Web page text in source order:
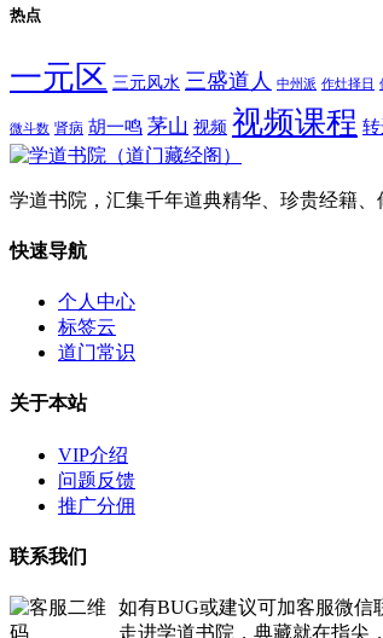
热点
一元区 三元风水 三盛道人 中州派 作灶择日
微斗数 肾病 胡一鸣 茅山 视频 视频课程
学道书院，汇集千年道典精华、珍贵经籍
快速导航
个人中心
标签云
道门常识
关于本站
VIP介绍
问题反馈
推广分佣
联系我们
如有BUG或建议可加客服微信
走进学道书院，典藏就在指尖